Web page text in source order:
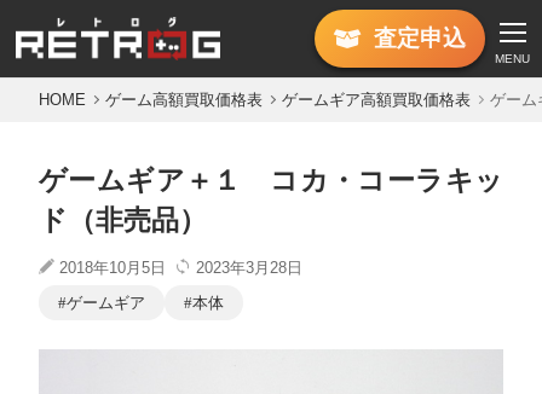
査定申込
MENU
HOME ゲーム高額買取価格表 ゲームギア高額買取価格表 ゲー
ゲームギア＋１ コカ・コーラキッ
ド（非売品）
2018年10月5日
2023年3月28日
ゲームギア
本体